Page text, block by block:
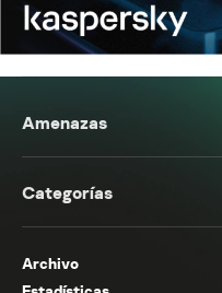
Amenazas
Categorías
Archivo